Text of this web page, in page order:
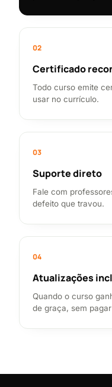
02
Certificado
Todo curso emite
usar no currículo.
03
Suporte direto
Fale com
defeito que travou.
04
Atualizações
Quando o curso
de graça, sem